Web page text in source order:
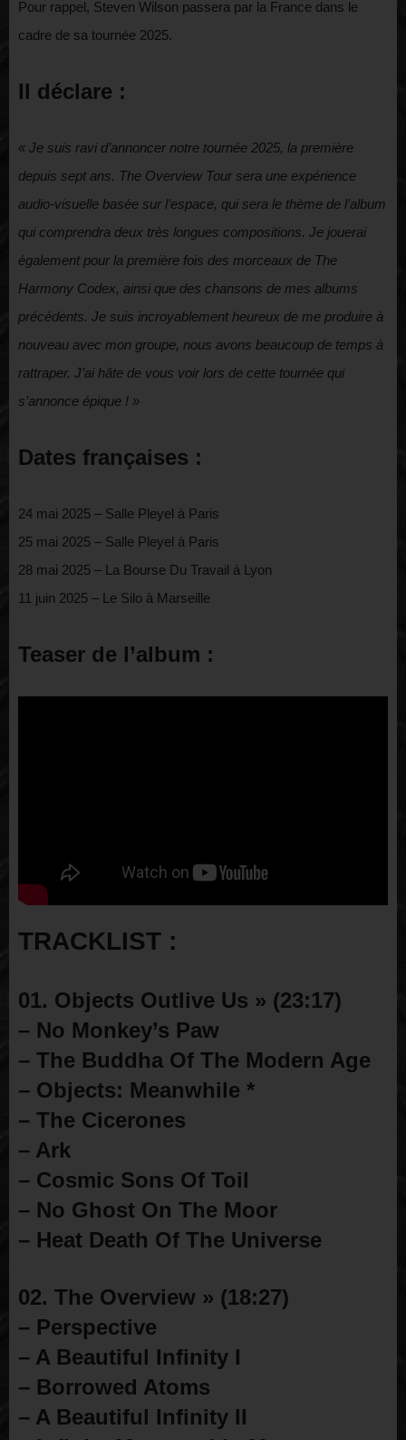
Pour rappel, Steven Wilson passera par la France dans le
cadre de sa tournée 2025.
Il déclare :
« Je suis ravi d’annoncer notre tournée 2025, la première
depuis sept ans. The Overview Tour sera une expérience
audio-visuelle basée sur l’espace, qui sera le thème de l’album
qui comprendra deux très longues compositions. Je jouerai
également pour la première fois des morceaux de The
Harmony Codex, ainsi que des chansons de mes albums
précédents. Je suis incroyablement heureux de me produire à
nouveau avec mon groupe, nous avons beaucoup de temps à
rattraper. J’ai hâte de vous voir lors de cette tournée qui
s’annonce épique ! »
Dates françaises :
24 mai 2025 – Salle Pleyel à Paris
25 mai 2025 – Salle Pleyel à Paris
28 mai 2025 – La Bourse Du Travail à Lyon
11 juin 2025 – Le Silo à Marseille
Teaser de l’album :
TRACKLIST :
01. Objects Outlive Us » (23:17)
– No Monkey’s Paw
– The Buddha Of The Modern Age
– Objects: Meanwhile *
– The Cicerones
– Ark
– Cosmic Sons Of Toil
– No Ghost On The Moor
– Heat Death Of The Universe
02. The Overview » (18:27)
– Perspective
– A Beautiful Infinity I
– Borrowed Atoms
– A Beautiful Infinity II